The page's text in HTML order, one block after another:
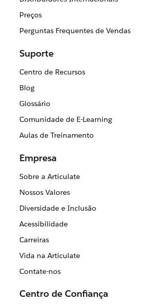
Preços
Perguntas Frequentes de Vendas
Suporte
Centro de Recursos
Blog
Glossário
Comunidade de E-Learning
Aulas de Treinamento
Empresa
Sobre a Articulate
Nossos Valores
Diversidade e Inclusão
Acessibilidade
Carreiras
Vida na Articulate
Contate-nos
Centro de Confiança